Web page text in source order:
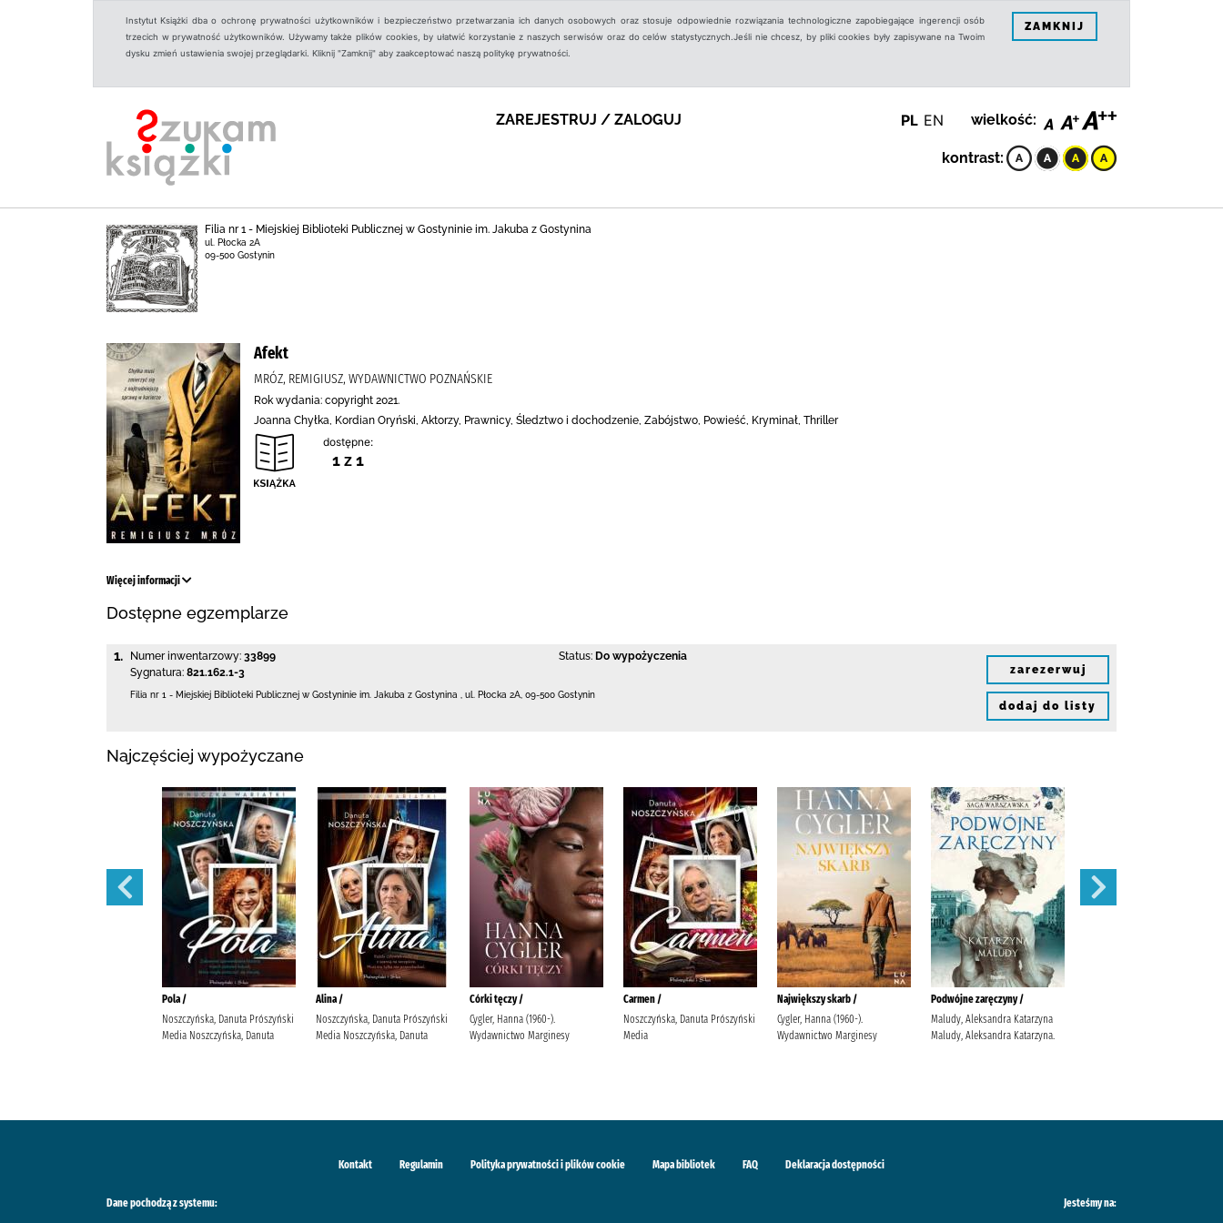
Instytut Książki dba o ochronę prywatności użytkowników i bezpieczeństwo przetwarzania ich danych osobowych oraz stosuje odpowiednie rozwiązania technologiczne zapobiegające ingerencji osób
trzecich w prywatność użytkowników. Używamy także plików cookies, by ułatwić korzystanie z naszych serwisów oraz do celów statystycznych.Jeśli nie chcesz, by pliki cookies były zapisywane na Twoim
dysku zmień ustawienia swojej przeglądarki. Kliknij "Zamknij" aby zaakceptować naszą politykę prywatności.
ZAMKNIJ
ZAREJESTRUJ / ZALOGUJ PL EN wielkość:
kontrast:
Filia nr 1 - Miejskiej Biblioteki Publicznej w Gostyninie im. Jakuba z Gostynina
ul. Płocka 2A
09-500 Gostynin
Afekt
MRÓZ, REMIGIUSZ, WYDAWNICTWO POZNAŃSKIE
Rok wydania: copyright 2021.
Joanna Chyłka, Kordian Oryński, Aktorzy, Prawnicy, Śledztwo i dochodzenie, Zabójstwo, Powieść, Kryminał, Thriller
dostępne:
1 z 1
Więcej informacji
Dostępne egzemplarze
1. Numer inwentarzowy: 33899
Sygnatura: 821.162.1-3
Status: Do wypożyczenia
Filia nr 1 - Miejskiej Biblioteki Publicznej w Gostyninie im. Jakuba z Gostynina ul. Płocka 2A 09-500 Gostynin
zarezerwuj
dodaj do listy
Najczęściej wypożyczane
Pola /
Noszczyńska, Danuta Prószyński
Media Noszczyńska, Danuta
Alina /
Noszczyńska, Danuta Prószyński
Media Noszczyńska, Danuta
Córki tęczy /
Cygler, Hanna (1960-).
Wydawnictwo Marginesy
Carmen /
Noszczyńska, Danuta Prószyński
Media
Największy skarb /
Cygler, Hanna (1960-).
Wydawnictwo Marginesy
Podwójne zaręczyny /
Maludy, Aleksandra Katarzyna
Maludy, Aleksandra Katarzyna.
Kontakt Regulamin Polityka prywatności i plików cookie Mapa bibliotek FAQ Deklaracja dostępności
Dane pochodzą z systemu: Jesteśmy na: